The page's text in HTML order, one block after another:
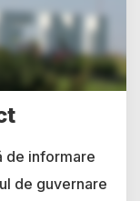
de informare
de guvernare